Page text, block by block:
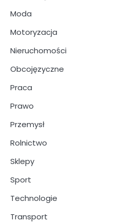
Moda
Motoryzacja
Nieruchomości
Obcojęzyczne
Praca
Prawo
Przemysł
Rolnictwo
Sklepy
Sport
Technologie
Transport